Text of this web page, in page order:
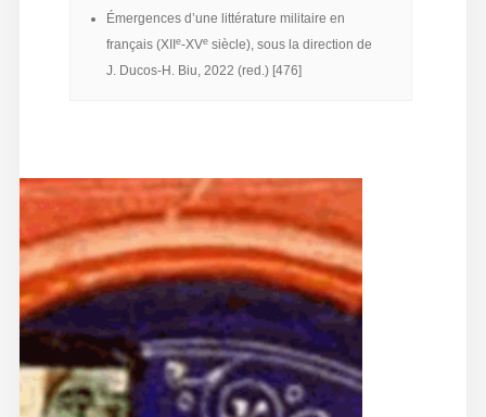
Émergences d’une littérature militaire en
français (XIIe-XVesiècle), sous la direction de
J. Ducos-H. Biu, 2022 (red.) [476]